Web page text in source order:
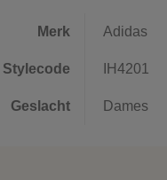
Merk Adidas
Stylecode IH4201
Geslacht Dames